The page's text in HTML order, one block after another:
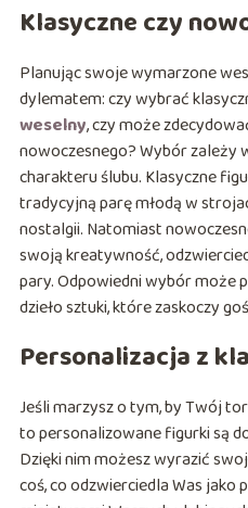
Klasyczne czy
Planując swoje wymarzone
dylematem: czy wybrać
weselny, czy może
nowoczesnego? Wybór zależy
charakteru ślubu. Klasyczne
tradycyjną parę młodą w
nostalgii. Natomiast
swoją kreatywność,
pary. Odpowiedni wybór może
dzieło sztuki, które zaskoczy
Personalizacja z
Jeśli marzysz o tym, by Twój
to personalizowane figurki są
Dzięki nim możesz wyrazić
coś, co odzwierciedla Was jako